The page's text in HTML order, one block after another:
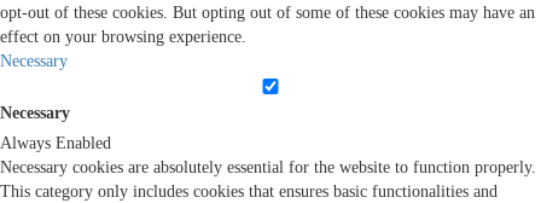
opt-out of these cookies. But opting out of some of these cookies may have an
effect on your browsing experience.
Necessary
Necessary
Always Enabled
Necessary cookies are absolutely essential for the website to function properly.
This category only includes cookies that ensures basic functionalities and